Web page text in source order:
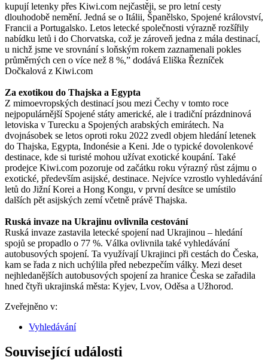
kupují letenky přes Kiwi.com nejčastěji, se pro letní cesty
dlouhodobě nemění. Jedná se o Itálii, Španělsko, Spojené království,
Francii a Portugalsko. Letos letecké společnosti výrazně rozšířily
nabídku letů i do Chorvatska, což je zároveň jedna z mála destinací,
u nichž jsme ve srovnání s loňským rokem zaznamenali pokles
průměrných cen o více než 8 %,” dodává Eliška Řezníček
Dočkalová z Kiwi.com
Za exotikou do Thajska a Egypta
Z mimoevropských destinací jsou mezi Čechy v tomto roce
nejpopulárnější Spojené státy americké, ale i tradiční prázdninová
letoviska v Turecku a Spojených arabských emirátech. Na
dvojnásobek se letos oproti roku 2022 zvedl objem hledání letenek
do Thajska, Egypta, Indonésie a Keni. Jde o typické dovolenkové
destinace, kde si turisté mohou užívat exotické koupání. Také
prodejce Kiwi.com pozoruje od začátku roku výrazný růst zájmu o
exotické, především asijské, destinace. Nejvíce vzrostlo vyhledávání
letů do Jižní Korei a Hong Kongu, v první desítce se umístilo
dalších pět asijských zemí včetně právě Thajska.
Ruská invaze na Ukrajinu ovlivnila cestování
Ruská invaze zastavila letecké spojení nad Ukrajinou – hledání
spojů se propadlo o 77 %. Válka ovlivnila také vyhledávání
autobusových spojení. Ta využívají Ukrajinci při cestách do Česka,
kam se řada z nich uchýlila před nebezpečím války. Mezi deset
nejhledanějších autobusových spojení za hranice Česka se zařadila
hned čtyři ukrajinská města: Kyjev, Lvov, Oděsa a Užhorod.
Zveřejněno v:
Vyhledávání
Související události